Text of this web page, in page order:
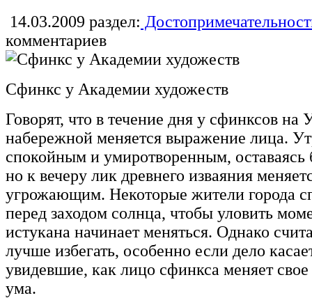
14.03.2009 раздел:
комментариев
Сфинкс у Академии художеств
Говорят, что в течение дня у сфинксов на
набережной меняется выражение лица.
спокойным и умиротворенным,
но к вечеру лик древнего изваяния
угрожающим. Некоторые жители города
перед заходом солнца, чтобы уловить
истукана начинает меняться. Однако
лучше избегать, особенно если дело
увидевшие, как лицо сфинкса меняет
ума.